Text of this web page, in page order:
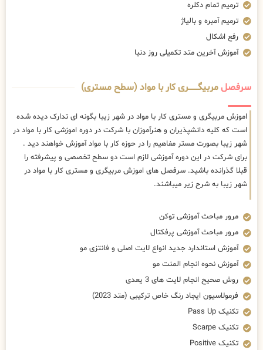
ترمیم تمام دکلره
ترمیم آمبره و بالیاژ
رفع اشکال
آموزش آخرین متد تکمیلی روز دنیا
سرفصلمربیگــــــــری کار با مواد (سطح مستری)
اموزش مربیگری و مستری کار با مواد در شهر زیبا بگونه ای تدارک دیده شده
است که کلیه دانشپذیران و هنرآموزان با شرکت در دوره اموزشی کار با مواد در
شهر زیبا بصورت مستر مفاهیم را در حوزه کار با مواد آموزش خواهند دید .
برای شرکت در این دوره آموزشی لازم است دو سطح تخصصی و پیشرفته را
قبلا گذرانده باشید. سرفصل های اموزش مربیگری و مستری کار با مواد در
شهر زیبا به شرح زیر میباشند.
مرور مباحث آموزشی توکن
مرور مباحث آموزشی پرفکتال
آموزش استاندارد جدید انواع لایت اصلی و فانتزی مو
آموزش نحوه انجام المنت مو
روش صحیح انجام لایت های 3 یعدی
فرمولاسیون ایجاد رنگ خاص ترکیبی (متد 2023)
تکنیک Pass Up
تکنیک Scarpe
تکنیک Positive